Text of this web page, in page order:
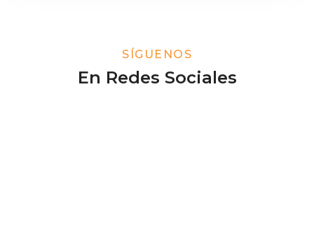
SÍGUENOS
En Redes Sociales